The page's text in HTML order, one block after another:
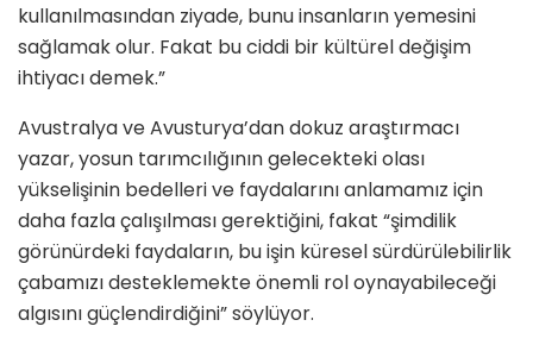
kullanılmasından ziyade, bunu insanların yemesini
sağlamak olur. Fakat bu ciddi bir kültürel değişim
ihtiyacı demek.”
Avustralya ve Avusturya’dan dokuz araştırmacı
yazar, yosun tarımcılığının gelecekteki olası
yükselişinin bedelleri ve faydalarını anlamamız için
daha fazla çalışılması gerektiğini, fakat “şimdilik
görünürdeki faydaların, bu işin küresel sürdürülebilirlik
çabamızı desteklemekte önemli rol oynayabileceği
algısını güçlendirdiğini” söylüyor.